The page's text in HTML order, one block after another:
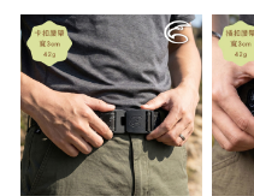
超商取貨付款
LINE Pay
Apple Pay
街口支付